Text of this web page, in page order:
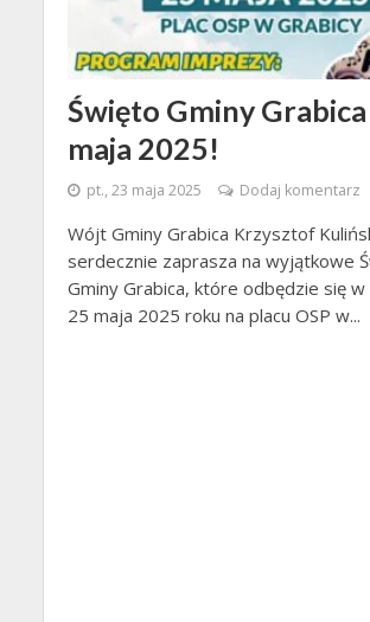
Święto Gminy
maja 2025!
pt., 23 maja 2025 Dodaj komentarz
Wójt Gminy Grabica Krzysztof
serdecznie zaprasza na wyjątkowe
Gminy Grabica, które odbędzie się w
25 maja 2025 roku na placu OSP w...